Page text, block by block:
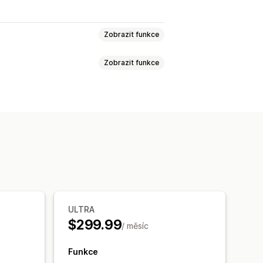
Zobrazit funkce
Zobrazit funkce
trychtýře
ULTRA
$299.99/ měsíc
Funkce